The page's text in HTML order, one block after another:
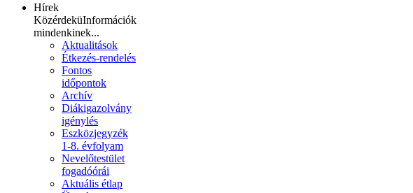
Hírek
KözérdeküInformációk
mindenkinek...
Aktualitások
Étkezés-rendelés
Fontos
időpontok
Archív
Diákigazolvány
igénylés
Eszközjegyzék
1-8. évfolyam
Nevelőtestület
fogadóórái
Aktuális étlap